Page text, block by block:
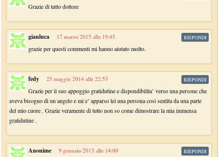
Grazie di tutto dottore
gianluca 17 marzo 2015 alle 19:45
grazie per questi commenti mi hanno aiutato molto.
RISPONDI
fedy 25 maggio 2014 alle 22:53
Grazie per il suo appoggio gratidutine e dispondibilita’ verso una persone che
aveva bisogno di un angelo e mi e’ apparso lei una persona cosi sentita da una parte
del mio cuore . Grazie veramente di tutto non so come dimostrare la mia immensa
gratidutine .
RISPONDI
Anonime 9 gennaio 2013 alle 14:00 RISPONDI